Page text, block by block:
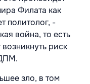
Филата как
политолог, -
война, то есть
риск
зло, в том